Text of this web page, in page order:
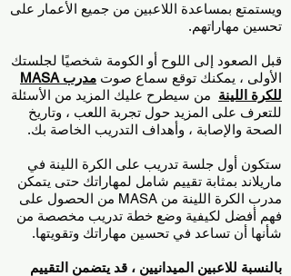
ويستمتع بمساعدة اللاعبين من جميع الأعمار على
تحسين مهاراتهم.
قبل الصعود إلى اللوح أو الكومة شخصيًا لجلستك
الأولى ، يمكنك توقع سماع صوت
مدرب MASA
للكرة اللينة من سيطرح عليك المزيد من الأسئلة
للتعرف على المزيد حول تجربة اللعب ، وتاريخ
الصحة والإصابة ، وأهداف التدريب الخاصة بك.
ستكون أول جلسة تدريب على الكرة اللينة في
ماريلاند بمثابة تقييم شامل لمهاراتك حتى يتمكن
مدرب الكرة اللينة من MASA من الحصول على
فهم أفضل لكيفية وضع خطة تدريب مخصصة من
شأنها أن تساعد في تحسين مهاراتك وتقويتها.
بالنسبة للاعبين الميدانيين ، قد يتضمن التقييم